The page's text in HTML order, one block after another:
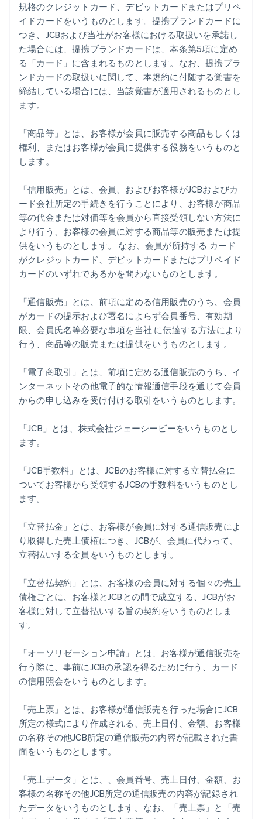
規格のクレジットカード、デビットカードまたはプリペ
イドカードをいうものとします。提携ブランドカードに
つき、JCBおよび当社がお客様における取扱いを承諾し
た場合には、提携ブランドカードは、本条第5項に定め
る「カード」に含まれるものとします。なお、提携ブラ
ンドカードの取扱いに関して、本規約に付随する覚書を
締結している場合には、当該覚書が適用されるものとし
ます。
「商品等」とは、お客様が会員に販売する商品もしくは
権利、またはお客様が会員に提供する役務をいうものと
します。
「信用販売」とは、会員、およびお客様がJCBおよびカ
ード会社所定の手続きを行うことにより、お客様が商品
等の代金または対価等を会員から直接受領しない方法に
より行う、お客様の会員に対する商品等の販売または提
供をいうものとします。 なお、会員が所持する カード
がクレジットカード、デビットカードまたはプリペイド
カードのいずれであるかを問わないものとします。
「通信販売」とは、前項に定める信用販売のうち、会員
がカードの提示および署名によらず会員番号、有効期
限、会員氏名等必要な事項を当社 に伝達する方法により
行う、商品等の販売または提供をいうものとします。
「電子商取引」とは、前項に定める通信販売のうち、イ
ンターネットその他電子的な情報通信手段を通じて会員
からの申し込みを受け付ける取引をいうものとします。
「JCB」とは、株式会社ジェーシービーをいうものとし
ます。
「JCB手数料」とは、JCBのお客様に対する立替払金に
ついてお客様から受領するJCBの手数料をいうものとし
ます。
「立替払金」とは、お客様が会員に対する通信販売によ
り取得した売上債権につき、JCBが、会員に代わって、
立替払いする金員をいうものとします。
「立替払契約」とは、お客様の会員に対する個々の売上
債権ごとに、お客様とJCBとの間で成立する、JCBがお
客様に対して立替払いする旨の契約をいうものとしま
す。
「オーソリゼーション申請」とは、お客様が通信販売を
行う際に、事前にJCBの承認を得るために行う、カード
の信用照会をいうものとします。
「売上票」とは、お客様が通信販売を行った場合にJCB
所定の様式により作成される、売上日付、金額、お客様
の名称その他JCB所定の通信販売の内容が記載された書
面をいうものとします。
「売上データ」とは、、会員番号、売上日付、金額、お
客様の名称その他JCB所定の通信販売の内容が記録され
たデータをいうものとします。なお、「売上票」と「売